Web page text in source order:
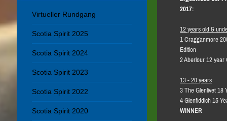
2017:
12 years old &
1 Cragganmore
Edition
2 Aberlour 12 year
13 - 20 years
3 The Glenlivet 18
4 Glenfiddich 15
WINNER
Virtueller Rundgang
Scotia Spirit 2025
Scotia Spirit 2024
Scotia Spirit 2023
Scotia Spirit 2022
Scotia Spirit 2020